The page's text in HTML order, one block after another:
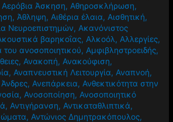
Αερόβια Άσκηση, Αθηροσκλήρωση,
, Άθληψη, Αιθέρια έλαια, Αισθητική,
Νευροεπιστημών, Ακανόνιστος
βαρηκοΐας, Αλκοόλ, Αλλεργίες,
του ανοσοποιητικού, Αμφιβληστροειδής,
, Ανακοπή, Ανακούφιση,
, Αναπνευστική Λειτουργία, Αναπνοή,
Άνδρες, Ανεπάρκεια, Ανθεκτικότητα στην
, Ανοσοποίηση, Ανοσοποιητικό
, Αντιγήρανση, Αντικαταθλιπτικά,
, Αντώνιος Δημητρακόπουλος,